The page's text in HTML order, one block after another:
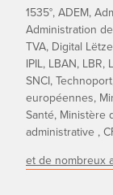
1535°, ADEM,
Administration
TVA, Digital
IPIL, LBAN,
SNCI,
européennes,
Santé, Ministère
administrative ,
et de nombreux